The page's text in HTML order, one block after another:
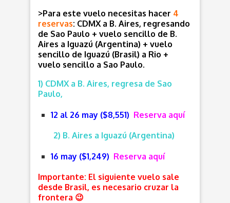
>Para este vuelo necesitas hacer 4
reservas: CDMX a B. Aires, regresando
de Sao Paulo + vuelo sencillo de B.
Aires a Iguazú (Argentina) + vuelo
sencillo de Iguazú (Brasil) a Rio +
vuelo sencillo a Sao Paulo.
1) CDMX a B. Aires, regresa de Sao
Paulo,
12 al 26 may ($8,551) Reserva aquí
2) B. Aires a Iguazú (Argentina)
16 may ($1,249) Reserva aquí
Importante: El siguiente vuelo sale
desde Brasil, es necesario cruzar la
frontera 😉